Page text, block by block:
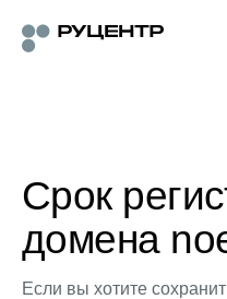
Срок
домена
Если вы хотите